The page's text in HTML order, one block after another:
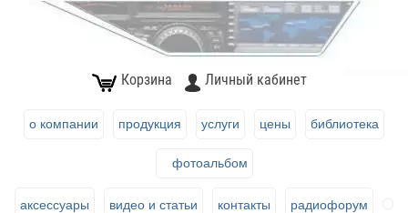
Корзина Личный кабинет
о компании продукция услуги цены библиотека
фотоальбом
аксессуары видео и статьи контакты радиофорум